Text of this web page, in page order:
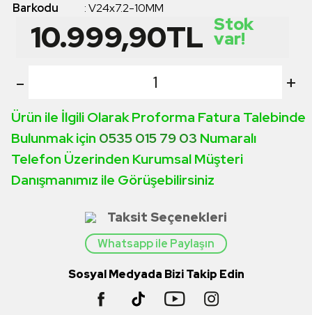
Barkodu
:V24x7.2-10MM
10.999,90TL Stok
var!
- +
Ürün ile İlgili Olarak Proforma Fatura Talebinde
Bulunmak için 0535 015 79 03 Numaralı
Telefon Üzerinden Kurumsal Müşteri
Danışmanımız ile Görüşebilirsiniz
Taksit Seçenekleri
Whatsapp ile Paylaşın
Sosyal Medyada Bizi Takip Edin